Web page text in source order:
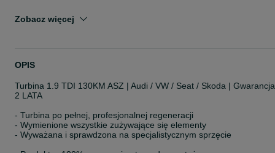
Zobacz więcej
OPIS
Turbina 1.9 TDI 130KM ASZ | Audi / VW / Seat / Skoda | Gwarancja
2 LATA
- Turbina po pełnej, profesjonalnej regeneracji
- Wymienione wszystkie zużywające się elementy
- Wyważana i sprawdzona na specjalistycznym sprzęcie